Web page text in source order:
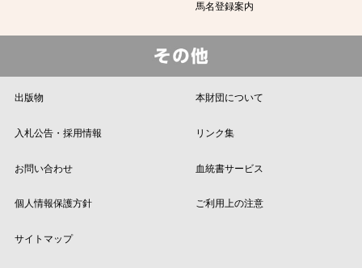
馬名登録案内
出版物 本財団について
入札公告・採用情報 リンク集
お問い合わせ 血統書サービス
個人情報保護方針 ご利用上の注意
サイトマップ